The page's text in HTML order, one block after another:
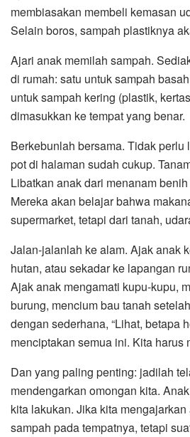
membiasakan membeli kemasan
Selain boros, sampah plastiknya
Ajari anak memilah sampah.
di rumah: satu untuk sampah
untuk sampah kering (plastik,
dimasukkan ke tempat yang benar.
Berkebunlah bersama. Tidak perlu
pot di halaman sudah cukup.
Libatkan anak dari menanam
Mereka akan belajar bahwa
supermarket, tetapi dari tanah,
Jalan-jalanlah ke alam. Ajak anak
hutan, atau sekadar ke lapangan
Ajak anak mengamati kupu-kupu,
burung, mencium bau tanah
dengan sederhana, “Lihat, betapa
menciptakan semua ini. Kita harus
Dan yang paling penting: jadilah
mendengarkan omongan kita.
kita lakukan. Jika kita
sampah pada tempatnya, tetapi